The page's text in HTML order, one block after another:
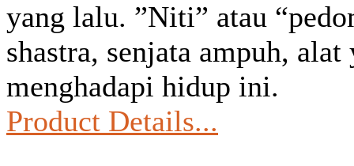
yang lalu. ”Niti” atau
shastra, senjata ampuh,
menghadapi hidup ini.
Product Details...